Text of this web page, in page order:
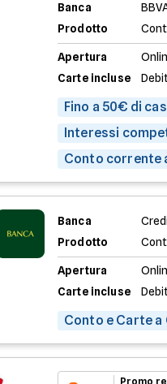
Banca
Prodotto
Apertura
Carte incluse
Fino a 50€ di
Interessi
Conto corrente
Banca
Prodotto
Apertura
Carte incluse
Conto e Carte a
Promo